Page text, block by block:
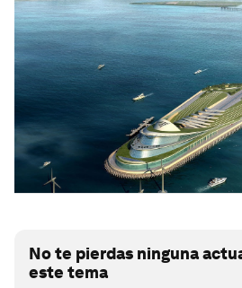
No te pierdas ninguna
este tema